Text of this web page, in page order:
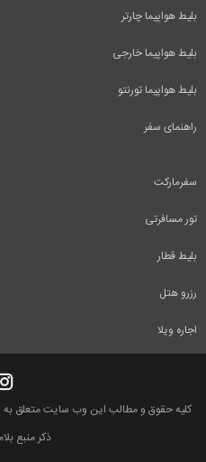
بلیط هواپیما چارتر
بلیط هواپیما خارجی
بلیط هواپیما تورنتو
راهنمای سفر
سفرمارکت
تور مسافرتی
بلیط قطار
رزرو هتل
اجاره ویلا
کلیه حقوق و مطالب این وب سایت متعلق به
ذکر منبع